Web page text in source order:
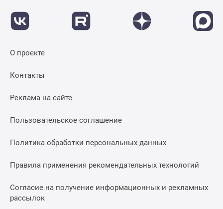
О проекте
Контакты
Реклама на сайте
Пользовательское соглашение
Политика обработки персональных данных
Правила применения рекомендательных технологий
Согласие на получение информационных и рекламных
рассылок